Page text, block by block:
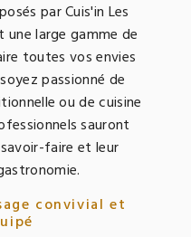
par Cuis'in Les
large gamme de
toutes vos envies
passionné de
ou de cuisine
sauront
faire et leur
convivial et